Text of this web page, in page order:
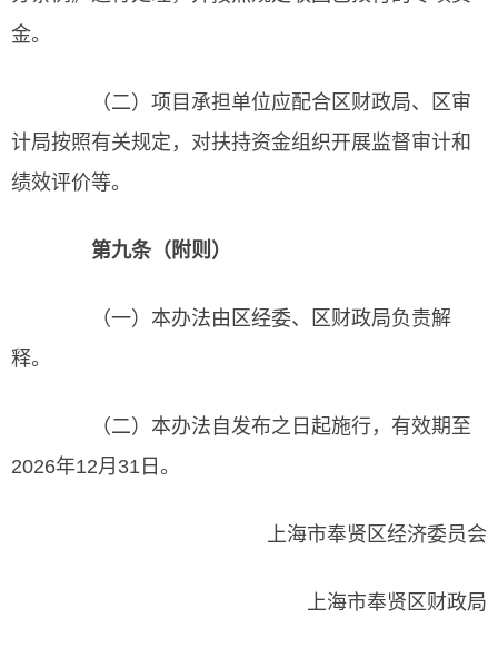
金。
（二）项目承担单位应配合区财政局、区审
计局按照有关规定，对扶持资金组织开展监督审计和
绩效评价等。
第九条（附则）
（一）本办法由区经委、区财政局负责解
释。
（二）本办法自发布之日起施行，有效期至
2026年12月31日。
上海市奉贤区经济委员会
上海市奉贤区财政局